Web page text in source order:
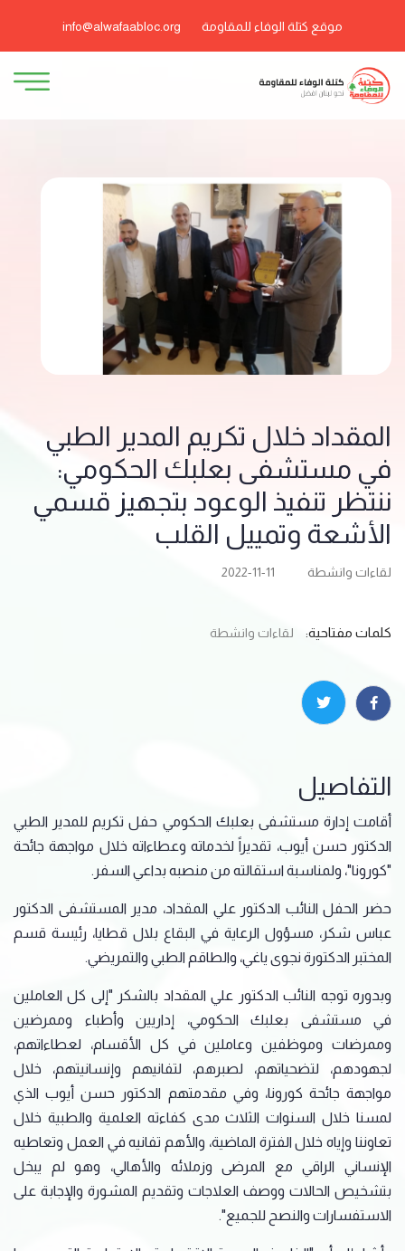
موقع كتلة الوفاء للمقاومة info@alwafaabloc.org
المقداد خلال تكريم المدير الطبي
في مستشفى بعلبك الحكومي:
ننتظر تنفيذ الوعود بتجهيز قسمي
الأشعة وتمييل القلب
لقاءات وانشطة 2022-11-11
كلمات مفتاحية: لقاءات وانشطة
التفاصيل
أقامت إدارة مستشفى بعلبك الحكومي حفل تكريم للمدير الطبي
الدكتور حسن أيوب، تقديراً لخدماته وعطاءاته خلال مواجهة جائحة
"كورونا"، ولمناسبة استقالته من منصبه بداعي السفر.
حضر الحفل النائب الدكتور علي المقداد، مدير المستشفى الدكتور
عباس شكر، مسؤول الرعاية في البقاع بلال قطايا، رئيسة قسم
المختبر الدكتورة نجوى ياغي، والطاقم الطبي والتمريضي.
وبدوره توجه النائب الدكتور علي المقداد بالشكر "إلى كل العاملين
في مستشفى بعلبك الحكومي، إداريين وأطباء وممرضين
وممرضات وموظفين وعاملين في كل الأقسام، لعطاءاتهم،
لجهودهم، لتضحياتهم، لصبرهم، لتفانيهم وإنسانيتهم، خلال
مواجهة جائحة كورونا، وفي مقدمتهم الدكتور حسن أيوب الذي
لمسنا خلال السنوات الثلاث مدى كفاءته العلمية والطبية خلال
تعاوننا وإياه خلال الفترة الماضية، والأهم تفانيه في العمل وتعاطيه
الإنساني الراقي مع المرضى وزملائه والأهالي، وهو لم يبخل
بتشخيص الحالات ووصف العلاجات وتقديم المشورة والإجابة على
الاستفسارات والنصح للجميع".